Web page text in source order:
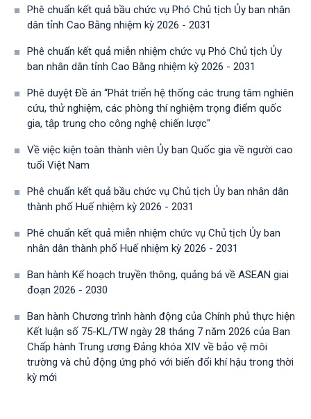
Phê chuẩn kết quả bầu chức vụ Phó Chủ tịch Ủy ban nhân
dân tỉnh Cao Bằng nhiệm kỳ 2026 - 2031
Phê chuẩn kết quả miễn nhiệm chức vụ Phó Chủ tịch Ủy
ban nhân dân tỉnh Cao Bằng nhiệm kỳ 2026 - 2031
Phê duyệt Đề án “Phát triển hệ thống các trung tâm nghiên
cứu, thử nghiệm, các phòng thí nghiệm trọng điểm quốc
gia, tập trung cho công nghệ chiến lược"
Về việc kiện toàn thành viên Ủy ban Quốc gia về người cao
tuổi Việt Nam
Phê chuẩn kết quả bầu chức vụ Chủ tịch Ủy ban nhân dân
thành phố Huế nhiệm kỳ 2026 - 2031
Phê chuẩn kết quả miễn nhiệm chức vụ Chủ tịch Ủy ban
nhân dân thành phố Huế nhiệm kỳ 2026 - 2031
Ban hành Kế hoạch truyền thông, quảng bá về ASEAN giai
đoạn 2026 - 2030
Ban hành Chương trình hành động của Chính phủ thực hiện
Kết luận số 75-KL/TW ngày 28 tháng 7 năm 2026 của Ban
Chấp hành Trung ương Đảng khóa XIV về bảo vệ môi
trường và chủ động ứng phó với biến đổi khí hậu trong thời
kỳ mới